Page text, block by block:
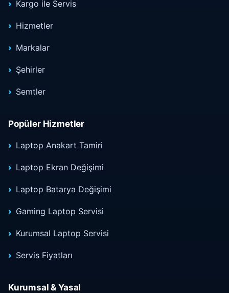
Kargo ile Servis
Hizmetler
Markalar
Şehirler
Semtler
Popüler Hizmetler
Laptop Anakart Tamiri
Laptop Ekran Değişimi
Laptop Batarya Değişimi
Gaming Laptop Servisi
Kurumsal Laptop Servisi
Servis Fiyatları
Kurumsal & Yasal